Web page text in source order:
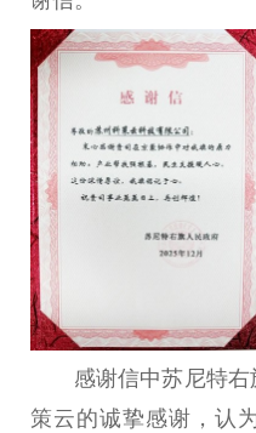
感谢信中苏尼特
策云的诚挚感谢，认